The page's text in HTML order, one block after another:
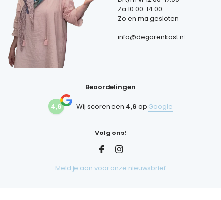
Za 10:00-14:00
Zo en ma gesloten
info@degarenkast.nl
Beoordelingen
4,6 Wij scoren een 4,6 op Google
Volg ons!
Meld je aan voor onze nieuwsbrief